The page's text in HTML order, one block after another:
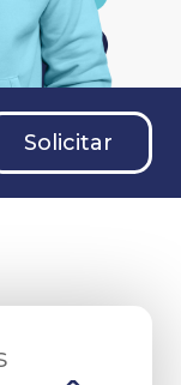
Solicitar